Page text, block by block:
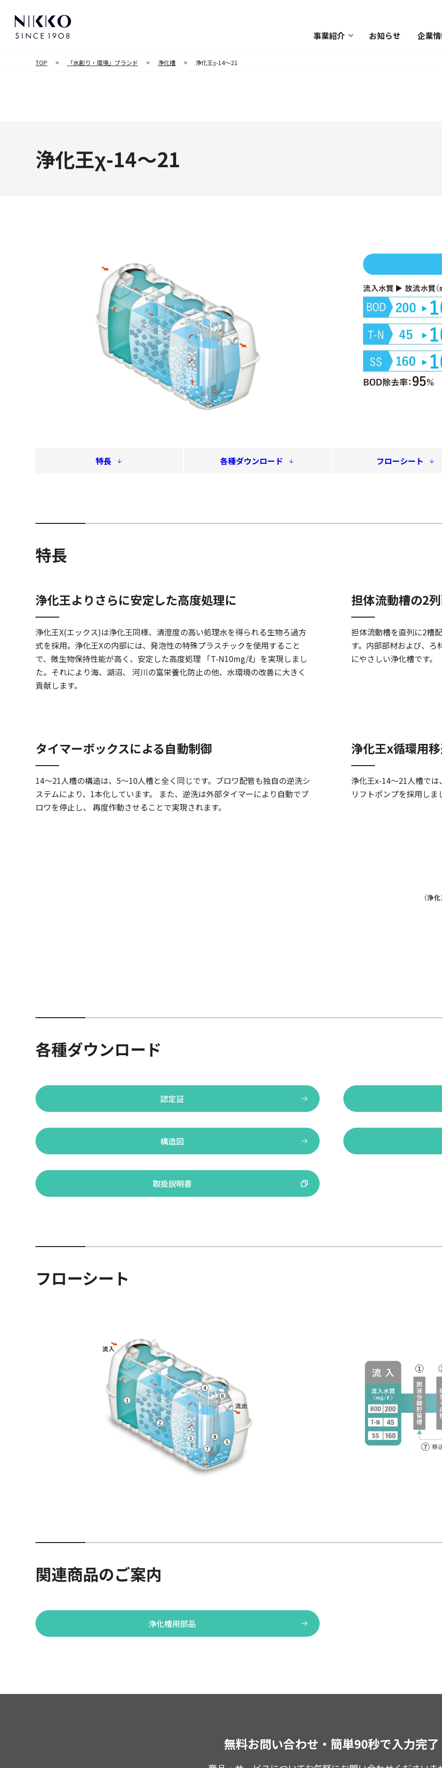
事業紹介 お知らせ 企業
TOP 「水創り・環境」ブランド 浄化槽 浄化王χ-14～21
浄化王χ-14～21
特長 各種ダウンロード フローシート
特長
浄化王よりさらに安定した高度処理に
浄化王X(エックス)は浄化王同様、清澄度の高い処理水を得られる生物ろ過方
式を採用。浄化王Xの内部には、発泡性の特殊プラスチックを使用すること
で、微生物保持性能が高く、安定した高度処理 「T-N10mg/ℓ」を実現しまし
た。それにより海、湖沼、 河川の富栄養化防止の他、水環境の改善に大きく
貢献します。
担体流動槽の2
担体流動槽を直列に2槽
す。内部部材および、ろ
にやさしい浄化槽です。
タイマーボックスによる自動制御
14～21人槽の構造は、5～10人槽と全く同じです。ブロワ配管も独自の逆洗シ
ステムにより、1本化しています。 また、逆洗は外部タイマーにより自動でブ
ロワを停止し、 再度作動させることで実現されます。
浄化王x循環用
浄化王x-14～21人槽で
リフトポンプを採用しま
各種ダウンロード
認定証
構造図
取扱説明書
フローシート
関連商品のご案内
浄化槽用部品
無料お問い合わせ・簡単90秒で入力完了